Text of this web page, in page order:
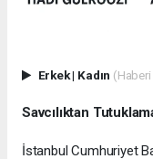
Erkek| Kadın
Savcılıktan
İstanbul Cumhuriyet